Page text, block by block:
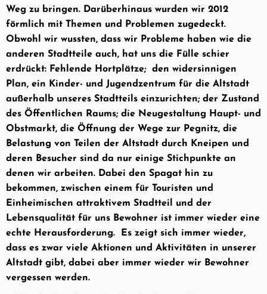
Weg zu bringen. Darüberhinaus wurden wir 2012
förmlich mit Themen und Problemen zugedeckt.
Obwohl wir wussten, dass wir Probleme haben wie die
anderen Stadtteile auch, hat uns die Fülle schier
erdrückt: Fehlende Hortplätze;
den widersinnigen
Plan, ein Kinder- und Jugendzentrum für die Altstadt
außerhalb unseres Stadtteils einzurichten; der Zustand
des Öffentlichen Raums; die Neugestaltung Haupt- und
Obstmarkt, die Öffnung der Wege zur Pegnitz, die
Belastung von Teilen der Altstadt durch Kneipen und
deren Besucher sind da nur einige Stichpunkte an
denen wir arbeiten. Dabei den Spagat hin zu
bekommen, zwischen einem für Touristen und
Einheimischen attraktivem Stadtteil und der
Lebensqualität für uns Bewohner ist immer wieder eine
echte Herausforderung.
Es zeigt sich immer wieder,
dass es zwar viele Aktionen und Aktivitäten in unserer
Altstadt gibt, dabei aber immer wieder wir Bewohner
vergessen werden.